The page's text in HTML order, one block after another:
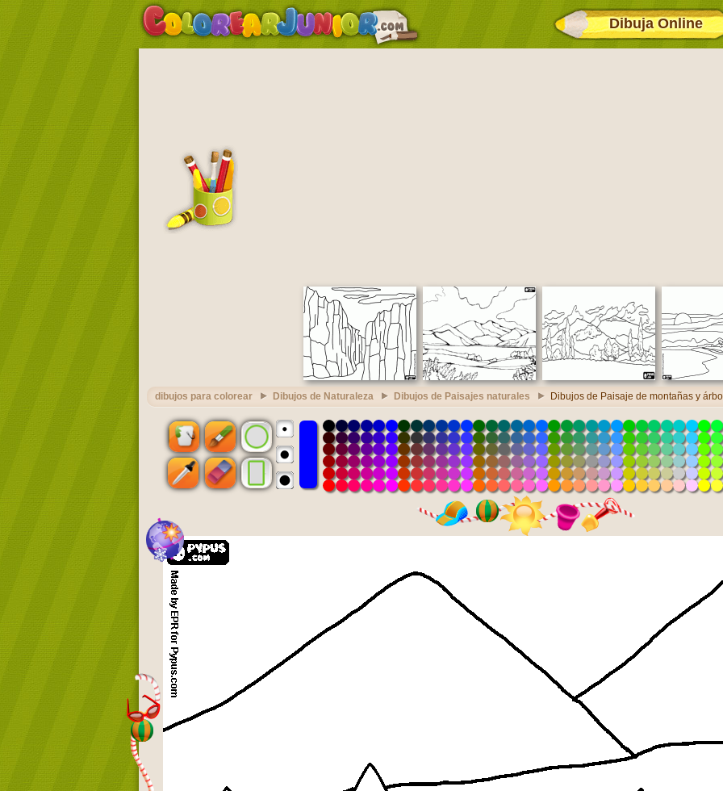
Dibuja Online
dibujos para colorear Dibujos de Naturaleza Dibujos de Paisajes naturales Dibujos de Paisaje de montañas y